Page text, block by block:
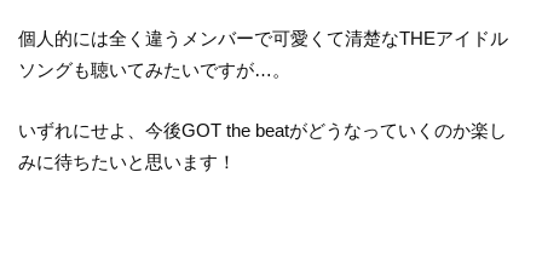
個人的には全く違うメンバーで可愛くて清楚なTHEアイドル
ソングも聴いてみたいですが…。
いずれにせよ、今後GOT the beatがどうなっていくのか楽し
みに待ちたいと思います！